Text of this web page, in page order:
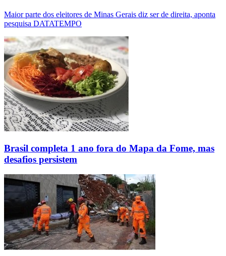
Maior parte dos eleitores de Minas Gerais diz ser de direita, aponta
pesquisa DATATEMPO
Brasil completa 1 ano fora do Mapa da Fome, mas
desafios persistem